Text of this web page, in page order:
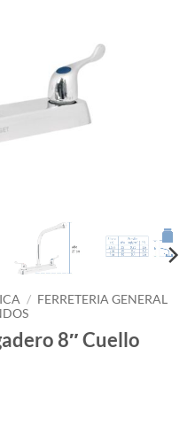
/ FERRETERIA GENERAL
8″ Cuello